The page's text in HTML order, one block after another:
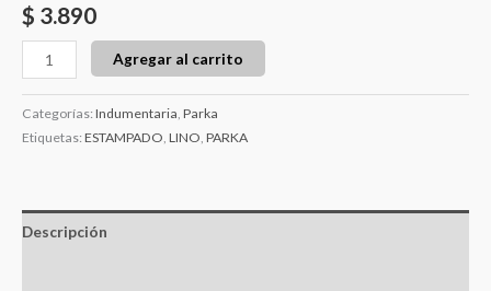
$ 3.890
Agregar al carrito
Categorías: Indumentaria, Parka
Etiquetas: ESTAMPADO, LINO, PARKA
Descripción